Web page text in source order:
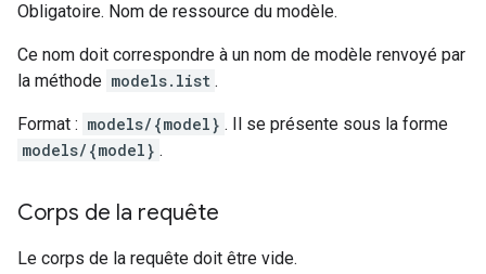
Obligatoire. Nom de ressource du modèle.
Ce nom doit correspondre à un nom de modèle renvoyé par
la méthode models.list .
Format : models/{model} . Il se présente sous la forme
models/{model} .
Corps de la requête
Le corps de la requête doit être vide.